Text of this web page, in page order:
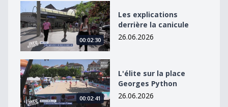
Les explications derrière la canicule
00:02:30
Les explications
derrière la canicule
26.06.2026
L&#039;élite sur la place Georges Python
00:02:41
L'élite sur la place
Georges Python
26.06.2026